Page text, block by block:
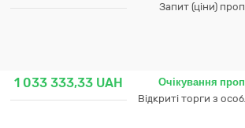
Запит (ціни)
1 033 333,33 UAH
Очікування
Відкриті торги з